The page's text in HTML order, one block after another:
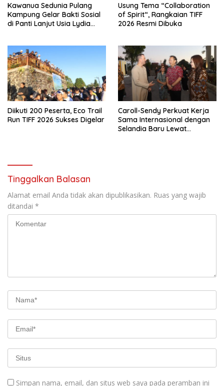
Kawanua Sedunia Pulang
Kampung Gelar Bakti Sosial
di Panti Lanjut Usia Lydia
Usung Tema “Collaboration
of Spirit“, Rangkaian TIFF
2026 Resmi Dibuka
Diikuti 200 Peserta, Eco Trail
Run TIFF 2026 Sukses Digelar
Caroll-Sendy Perkuat Kerja
Sama Internasional dengan
Selandia Baru Lewat
Tinggalkan Balasan
Alamat email Anda tidak akan dipublikasikan. Ruas yang wajib
ditandai *
Simpan nama, email, dan situs web saya pada peramban ini